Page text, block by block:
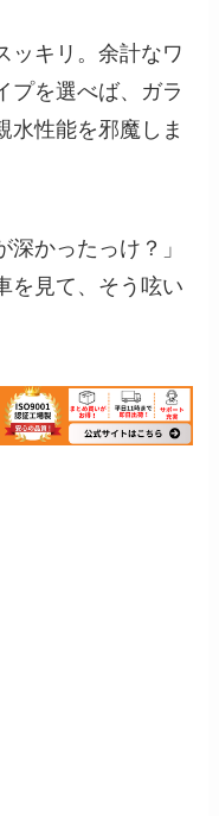
ッキリ。余計なワ
プを選べば、ガラ
水性能を邪魔しま
深かったっけ？」
を見て、そう呟い